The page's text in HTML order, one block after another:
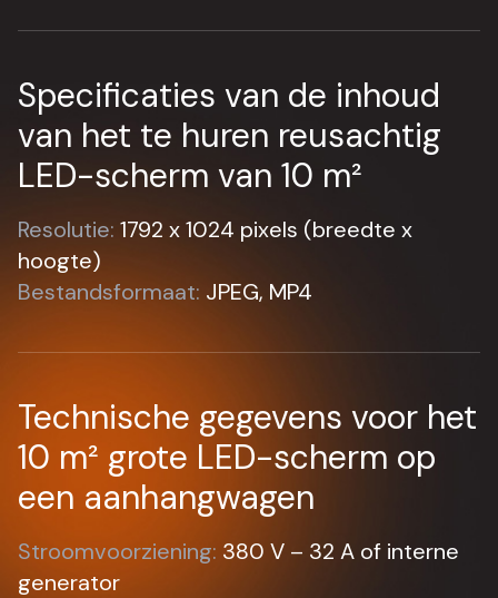
Specificaties van de inhoud
van het te huren reusachtig
LED-scherm van 10 m²
Resolutie: 1792 x 1024 pixels (breedte x
hoogte)
Bestandsformaat: JPEG, MP4
Technische gegevens voor het
10 m² grote LED-scherm op
een aanhangwagen
Stroomvoorziening: 380 V – 32 A of interne
generator